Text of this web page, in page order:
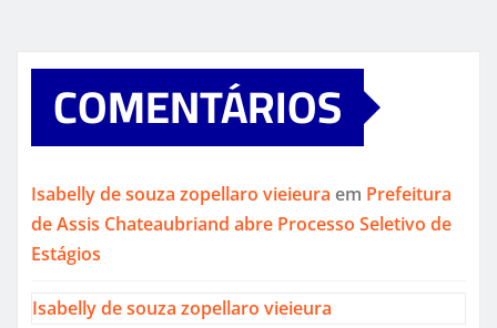
COMENTÁRIOS
Isabelly de souza zopellaro vieieura em Prefeitura
de Assis Chateaubriand abre Processo Seletivo de
Estágios
Isabelly de souza zopellaro vieieura